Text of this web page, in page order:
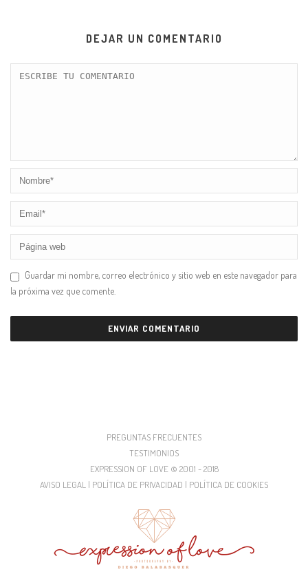
DEJAR UN COMENTARIO
Guardar mi nombre, correo electrónico y sitio web en este navegador para
la próxima vez que comente.
PREGUNTAS FRECUENTES
TESTIMONIOS
EXPRESSION OF LOVE © 2001 - 2018
AVISO LEGAL | POLÍTICA DE PRIVACIDAD | POLÍTICA DE COOKIES